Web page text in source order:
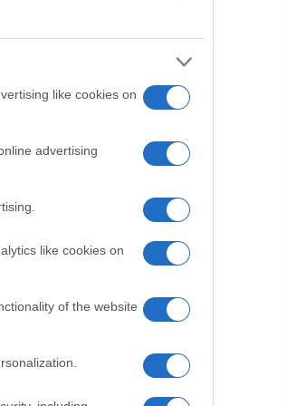
like cookies on
advertising
like cookies on
of the website
έλεγχο τη
καίγοντας σωρούς από
ενώ υπήρχε
προκαλώντας ζημιές.
μηχάνημα του αυτοτελούς
κλήθηκαν μέσω
τις πυροσβεστικές
νερού. Η ανταπόκριση
όσο και του αρμόδιου
και το φαινόμενο
περιοχή της